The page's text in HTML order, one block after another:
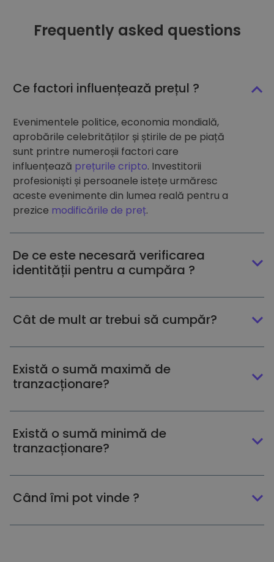
Frequently asked questions
Ce factori influențează prețul ?
Evenimentele politice, economia mondială,
aprobările celebrităților și știrile de pe piață
sunt printre numeroșii factori care
influențează prețurile cripto. Investitorii
profesioniști și persoanele istețe urmăresc
aceste evenimente din lumea reală pentru a
prezice modificările de preț.
De ce este necesară verificarea
identității pentru a cumpăra ?
Cât de mult ar trebui să cumpăr?
Există o sumă maximă de
tranzacționare?
Există o sumă minimă de
tranzacționare?
Când îmi pot vinde ?